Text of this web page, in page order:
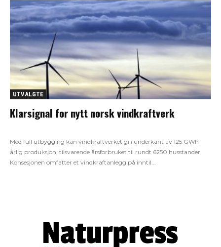
UTVALGTE
Klarsignal for nytt norsk vindkraftverk
Med full utbygging kan vindkraftverket gi i underkant av 125 GWh
årlig produksjon, tilsvarende årsforbruket til rundt 6250 husstander.
Konsesjonen omfatter et vindkraftanlegg på inntil...